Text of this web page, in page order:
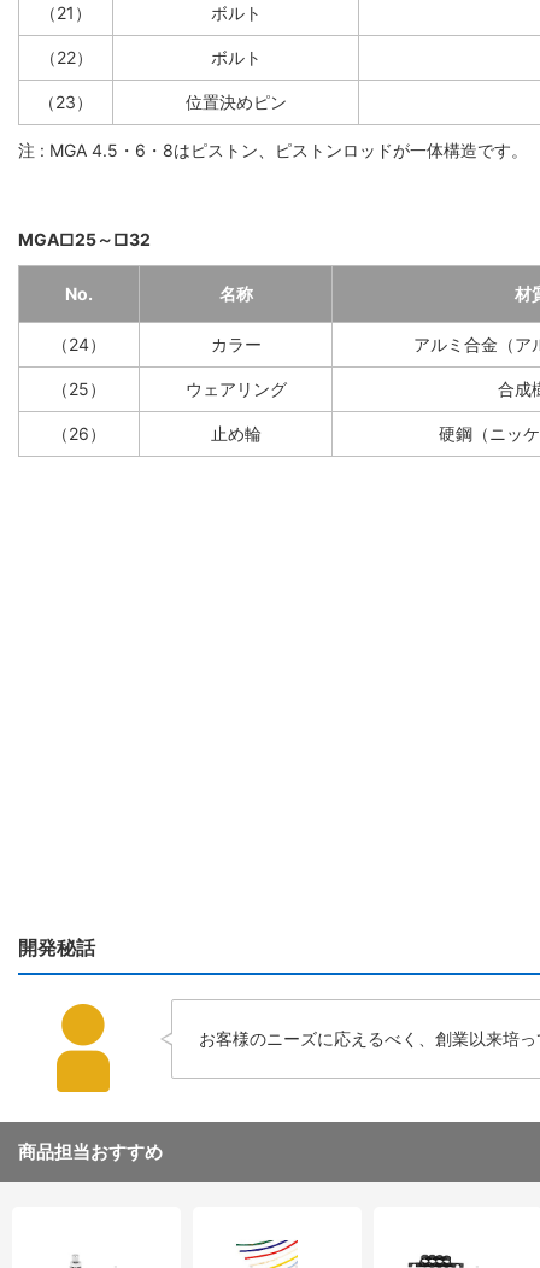
（21） ボルト
（22） ボルト
（23） 位置決めピン
注 : MGA 4.5・6・8はピストン、ピストンロッドが一体構造です。
MGA□25～□32
No. 名称 材
（24） カラー アルミ合金（ア
（25） ウェアリング 合成
（26） 止め輪 硬鋼（ニッ
開発秘話
お客様のニーズに応えるべく、創業以来培
商品担当おすすめ